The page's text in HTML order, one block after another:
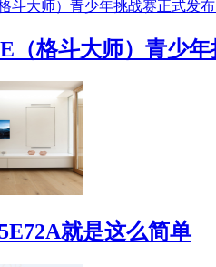
（格斗大师）青少
就是这么简单